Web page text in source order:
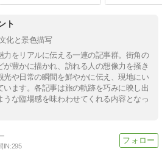
ト
化と景色描写
力をリアルに伝える一連の記事群。街角の
が豊かに描かれ、訪れる人の想像力を掻き
光や日常の瞬間を鮮やかに伝え、現地にい
います。各記事は旅の軌跡を巧みに映し出
うな臨場感を味わわせてくれる内容となっ
IN:295